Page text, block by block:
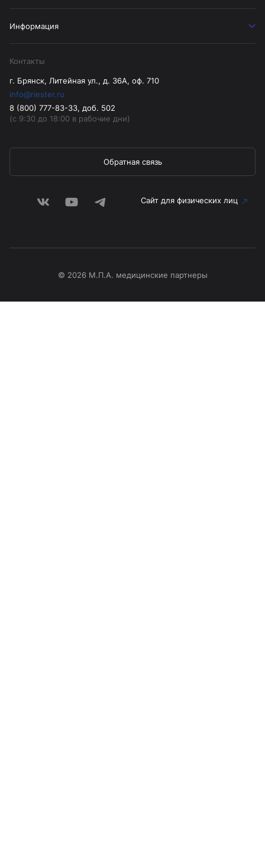
Информация
Контакты
г. Брянск, Литейная ул., д. 36А, оф. 710
info@riester.ru
8 (800) 777-83-33, доб. 502
(с 9:30 до 18:00 в рабочие дни)
Обратная связь
Сайт для физических лиц
© 2026 М.П.А. медицинские партнеры